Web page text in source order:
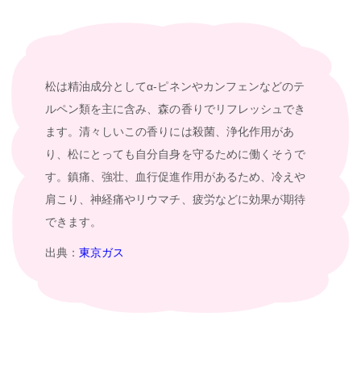
松は精油成分としてα-ピネンやカンフェンなどのテ
ルペン類を主に含み、森の香りでリフレッシュでき
ます。清々しいこの香りには殺菌、浄化作用があ
り、松にとっても自分自身を守るために働くそうで
す。鎮痛、強壮、血行促進作用があるため、冷えや
肩こり、神経痛やリウマチ、疲労などに効果が期待
できます。
出典：東京ガス